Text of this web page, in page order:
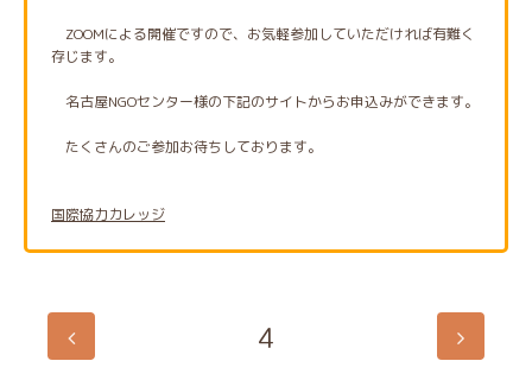
ZOOMによる開催ですので、お気軽参加していただければ有難く
存じます。
名古屋NGOセンター様の下記のサイトからお申込みができます。
たくさんのご参加お待ちしております。
国際協力カレッジ
4